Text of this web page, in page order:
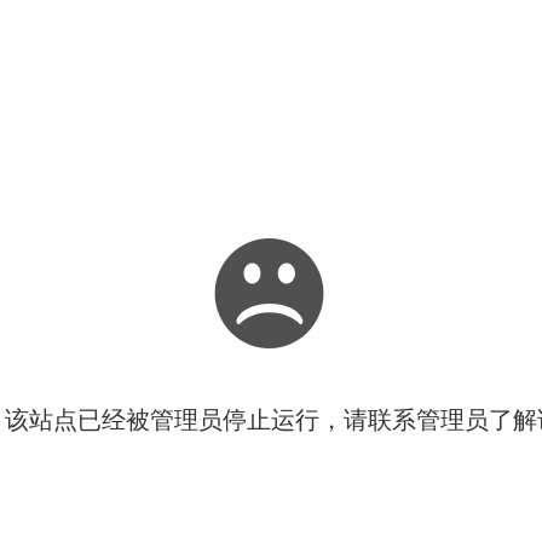
站点已经被管理员停止运行，请联系管理员了